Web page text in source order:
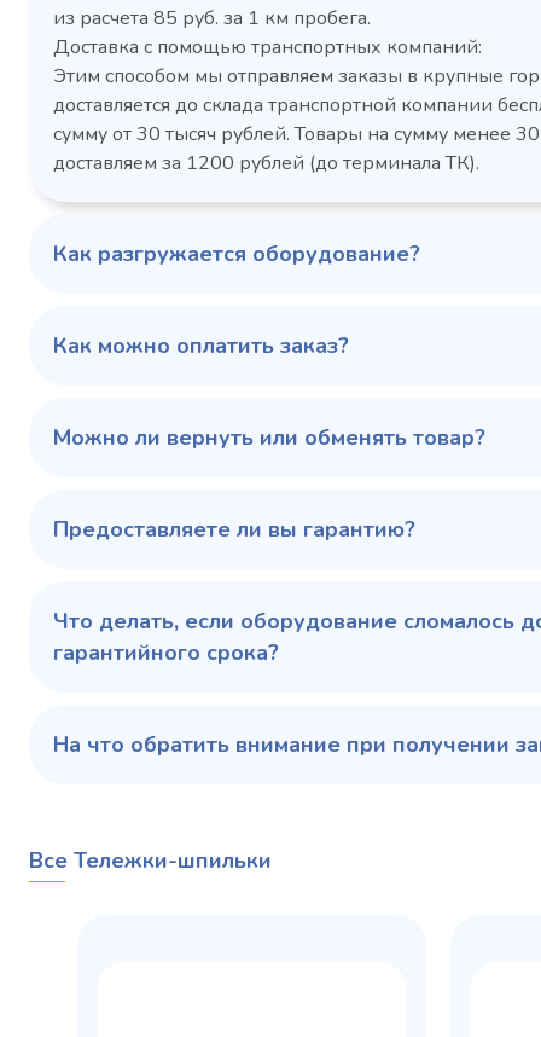
CM105-G из нержавеющей
стали
Расход
электроэнергии за
сутки, кВт/ч, не
3,5
размеры (Д х Ш х В),
режим, °C
100 343 ₽ ✓ В наличии
TM2-G
Артикул
размеры
мм
Серия
102
из расчета 85 руб. за 1 км пробега.
Доставка с помощью транспортных компаний:
Этим способом мы отправляем заказы в крупные
доставляется до склада транспортной компании
сумму от 30 тысяч рублей. Товары на сумму менее
доставляем за 1200 рублей (до терминала ТК).
Как разгружается оборудование?
Как можно оплатить заказ?
Можно ли вернуть или обменять товар?
Предоставляете ли вы гарантию?
Что делать, если оборудование сломалось
гарантийного срока?
На что обратить внимание при получении
Все Тележки-шпильки